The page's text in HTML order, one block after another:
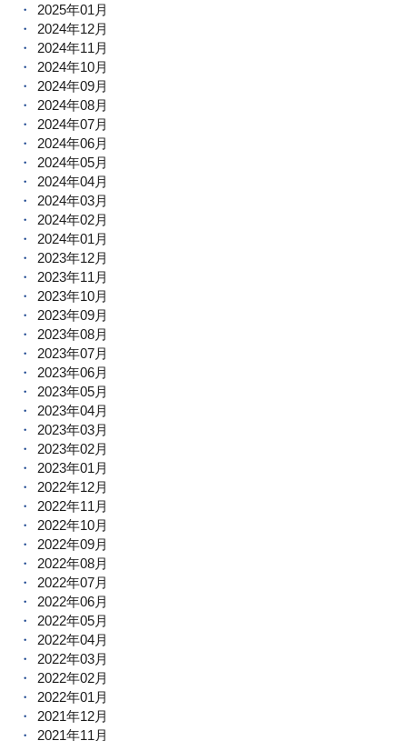
2025年01月
2024年12月
2024年11月
2024年10月
2024年09月
2024年08月
2024年07月
2024年06月
2024年05月
2024年04月
2024年03月
2024年02月
2024年01月
2023年12月
2023年11月
2023年10月
2023年09月
2023年08月
2023年07月
2023年06月
2023年05月
2023年04月
2023年03月
2023年02月
2023年01月
2022年12月
2022年11月
2022年10月
2022年09月
2022年08月
2022年07月
2022年06月
2022年05月
2022年04月
2022年03月
2022年02月
2022年01月
2021年12月
2021年11月